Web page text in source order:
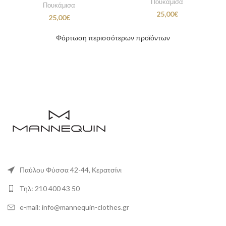
Πουκάμισα
25,00€
Πουκάμισα
25,00€
Φόρτωση περισσότερων προϊόντων
Παύλου Φύσσα 42-44, Κερατσίνι
Τηλ: 210 400 43 50
e-mail: info@mannequin-clothes.gr